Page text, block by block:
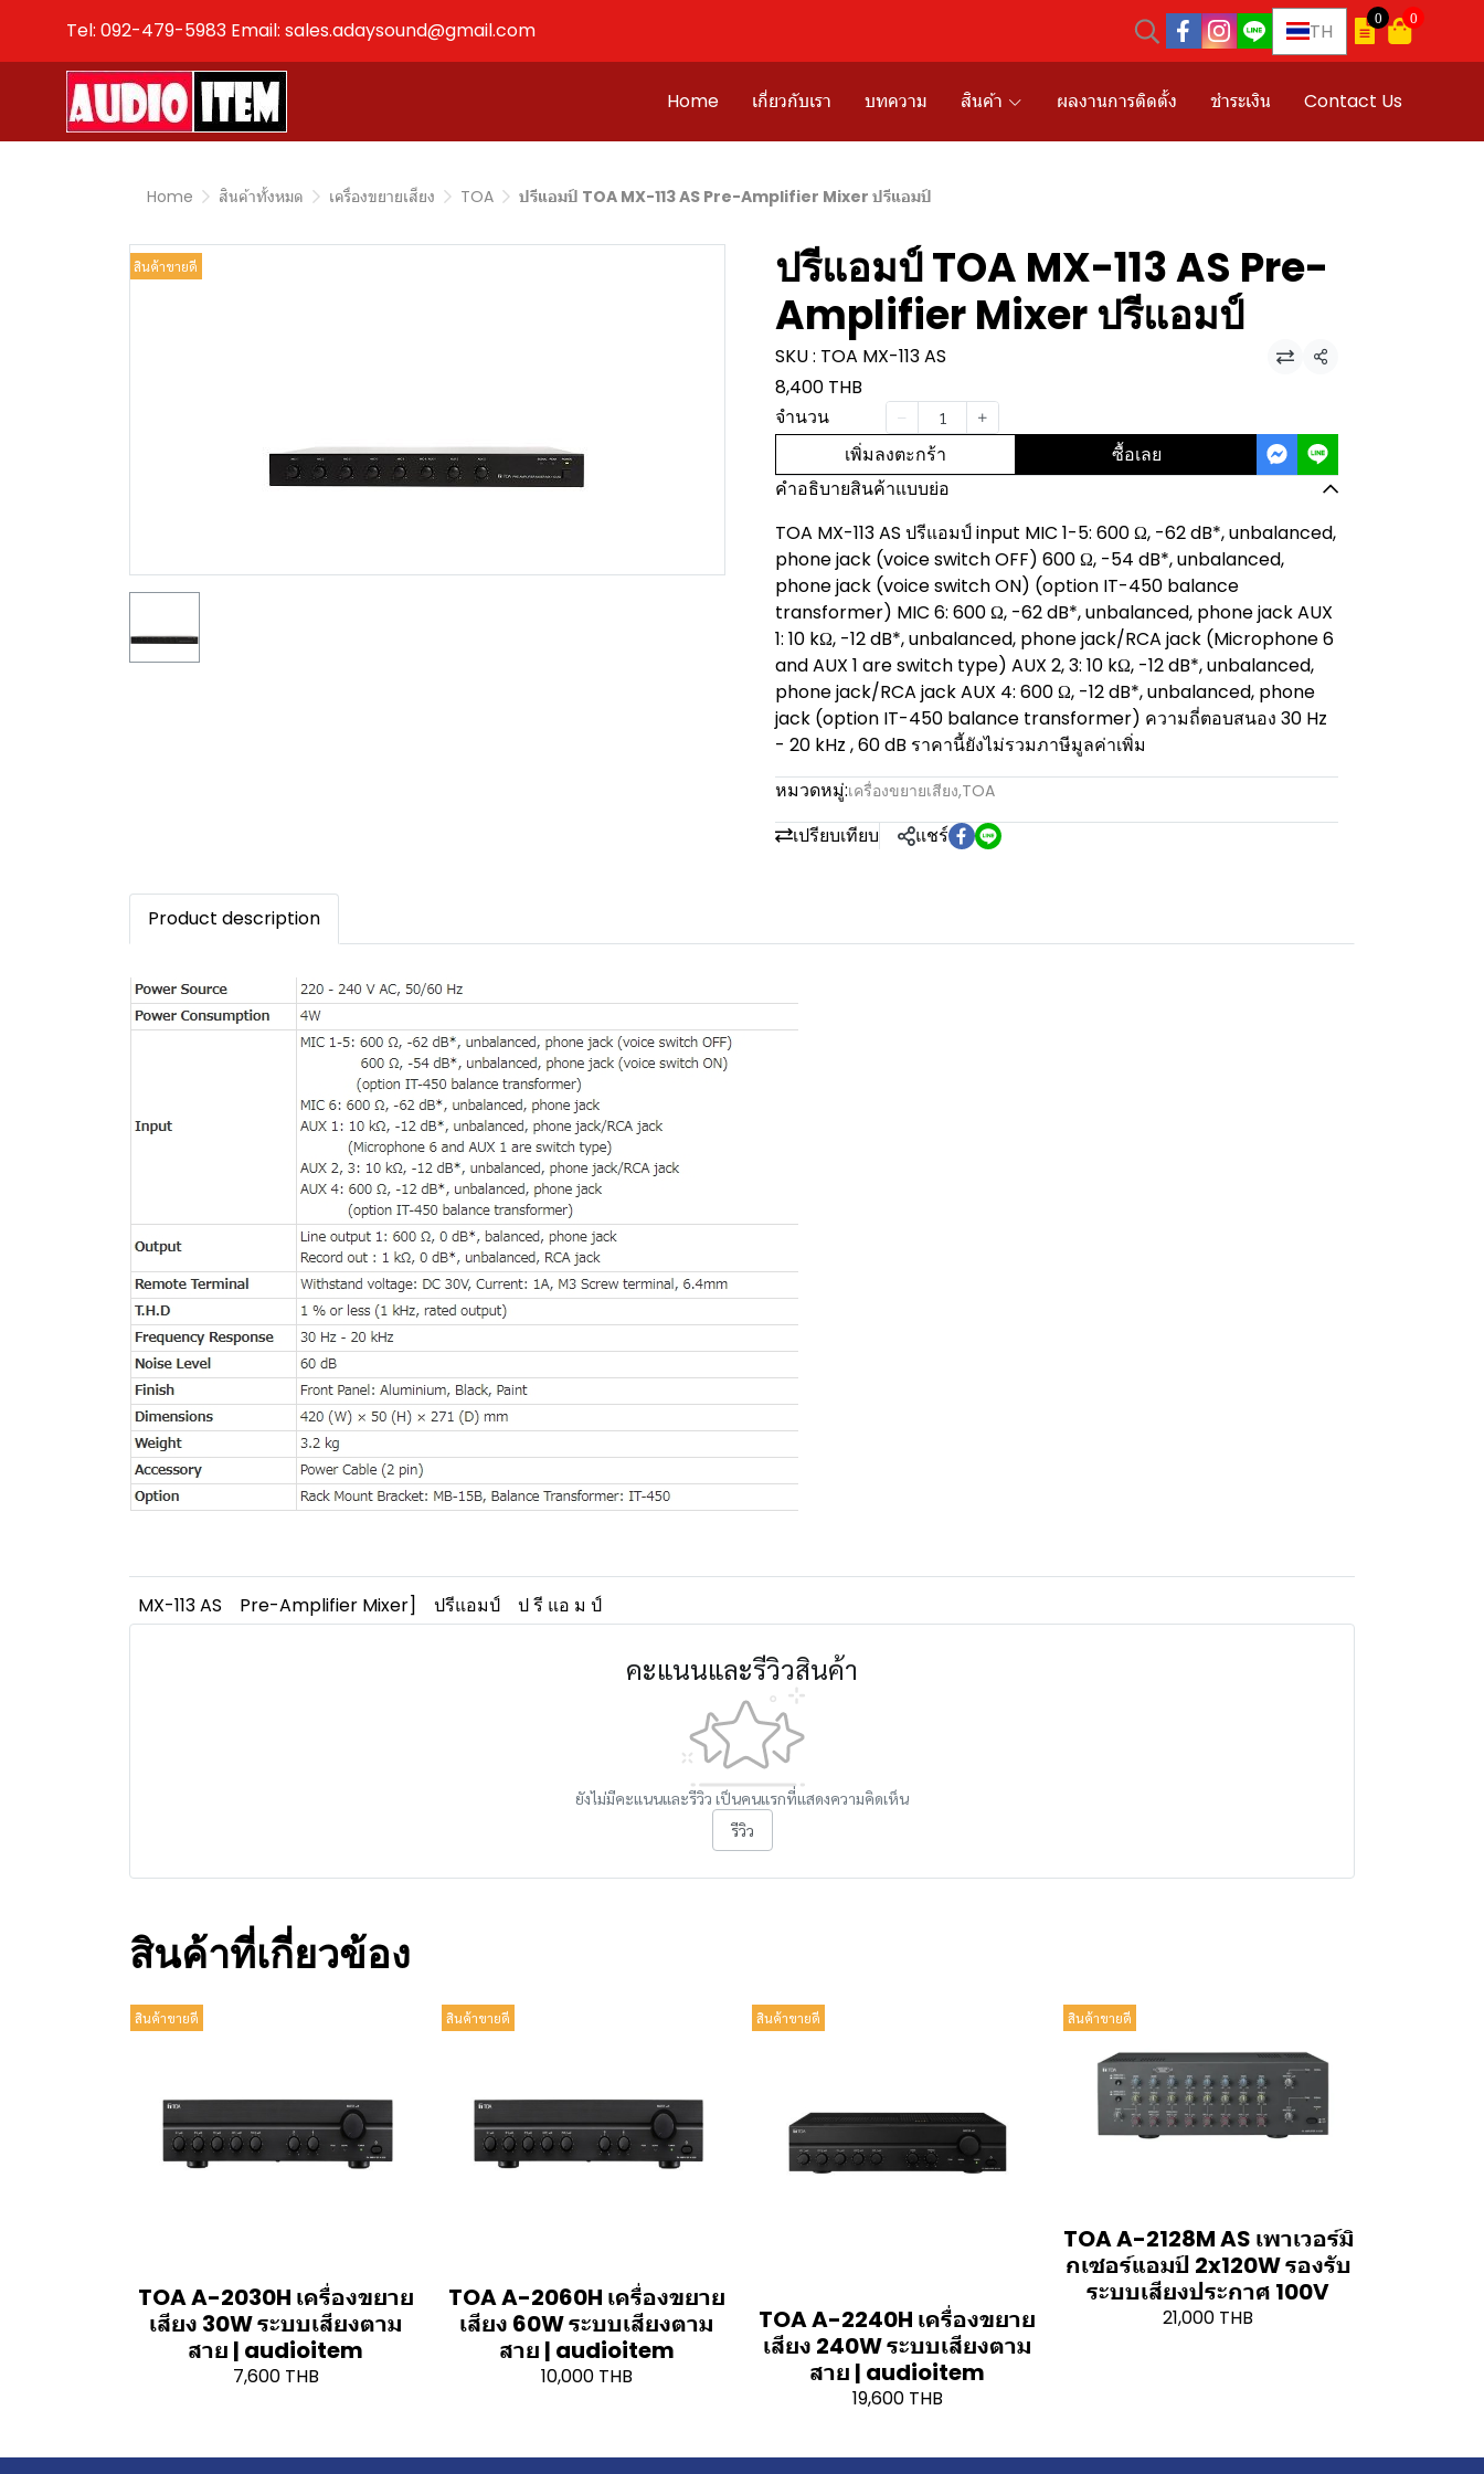
Tel: 092-479-5983 Email: sales.adaysound@gmail.com TH
0 0
Home เกี่ยวกับเรา บทความ สินค้า ผลงานการติดตั้ง ชำระเงิน Contact Us
Home สินค้าทั้งหมด เครื่องขยายเสียง TOA ปรีแอมป์ TOA MX-113 AS Pre-Amplifier Mixer ปรีแอมป์
สินค้าขายดี
ปรีแอมป์ TOA MX-113 AS Pre-
Amplifier Mixer ปรีแอมป์
SKU : TOA MX-113 AS แชร์
8,400 THB
จำนวน
เพิ่มลงตะกร้า ซื้อเลย
คำอธิบายสินค้าแบบย่อ
TOA MX-113 AS ปรีแอมป์ input MIC 1-5: 600 Ω, -62 dB*, unbalanced,
phone jack (voice switch OFF) 600 Ω, -54 dB*, unbalanced,
phone jack (voice switch ON) (option IT-450 balance
transformer) MIC 6: 600 Ω, -62 dB*, unbalanced, phone jack AUX
1: 10 kΩ, -12 dB*, unbalanced, phone jack/RCA jack (Microphone 6
and AUX 1 are switch type) AUX 2, 3: 10 kΩ, -12 dB*, unbalanced,
phone jack/RCA jack AUX 4: 600 Ω, -12 dB*, unbalanced, phone
jack (option IT-450 balance transformer) ความถี่ตอบสนอง 30 Hz
- 20 kHz , 60 dB ราคานี้ยังไม่รวมภาษีมูลค่าเพิ่ม
หมวดหมู่:เครื่องขยายเสียง,TOA
เปรียบเทียบ แชร์
Product description
MX-113 AS Pre-Amplifier Mixer] ปรีแอมป์ ป รี แอ ม ป์
คะแนนและรีวิวสินค้า
ยังไม่มีคะแนนและรีวิว เป็นคนแรกที่แสดงความคิดเห็น
รีวิว
สินค้าที่เกี่ยวข้อง
สินค้าขายดี
TOA A-2030H เครื่องขยาย
เสียง 30W ระบบเสียงตาม
สาย | audioitem
7,600 THB
สินค้าขายดี
TOA A-2060H เครื่องขยาย
เสียง 60W ระบบเสียงตาม
สาย | audioitem
10,000 THB
สินค้าขายดี
TOA A-2240H เครื่องขยาย
เสียง 240W ระบบเสียงตาม
สาย | audioitem
19,600 THB
สินค้าขายดี
TOA A-2128M AS เพาเวอร์มิ
กเซอร์แอมป์ 2x120W รองรับ
ระบบเสียงประกาศ 100V
21,000 THB